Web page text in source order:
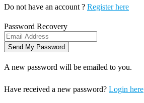
Do not have an account ? Register here
Password Recovery
A new password will be emailed to you.
Have received a new password? Login here